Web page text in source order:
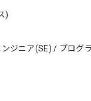
)
ジニア(SE) / プログ